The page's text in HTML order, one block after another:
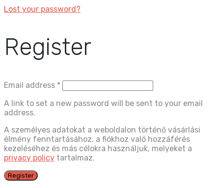
Lost your password?
Register
Email address *
A link to set a new password will be sent to your email
address.
A személyes adatokat a weboldalon történő vásárlási
élmény fenntartásához, a fiókhoz való hozzáférés
kezeléséhez és más célokra használjuk, melyeket a
privacy policy tartalmaz.
Register